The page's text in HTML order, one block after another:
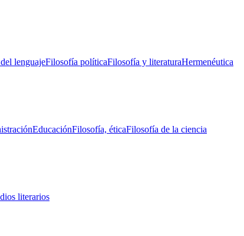
lenguajeFilosofía políticaFilosofía y literaturaHermenéutica
EducaciónFilosofía, éticaFilosofía de la ciencia
literarios